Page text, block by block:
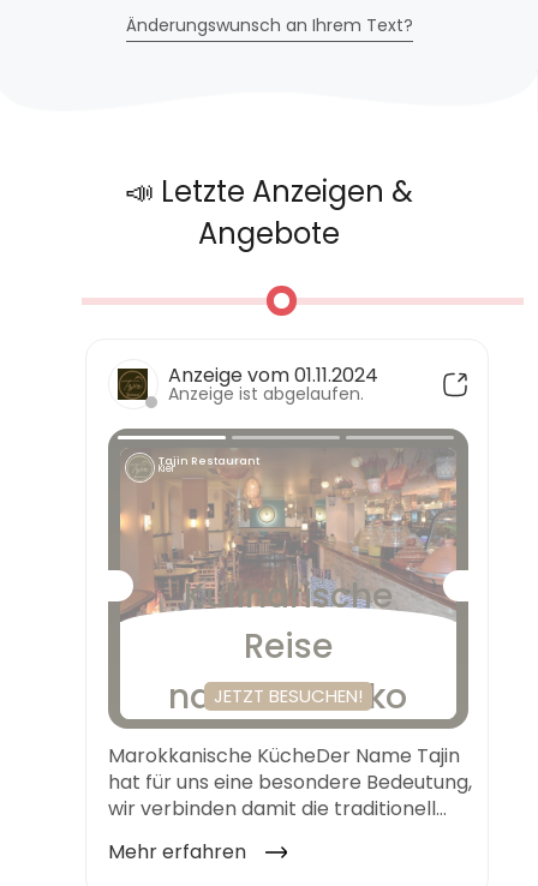
Änderungswunsch an Ihrem Text?